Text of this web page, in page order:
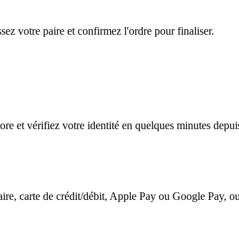
votre paire et confirmez l'ordre pour finaliser.
et vérifiez votre identité en quelques minutes
carte de crédit/débit, Apple Pay ou Google Pay,